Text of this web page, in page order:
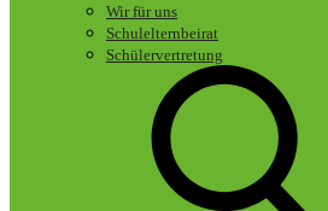
Wir für uns
Schulelternbeirat
Schülervertretung